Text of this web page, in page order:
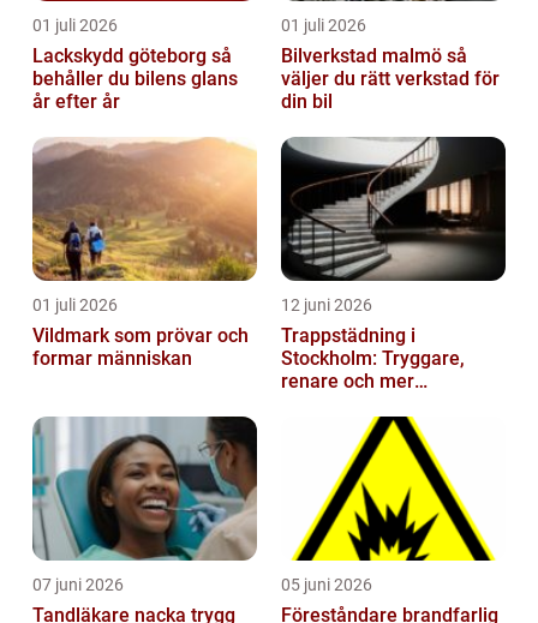
01 juli 2026
Lackskydd göteborg så
behåller du bilens glans
år efter år
01 juli 2026
Bilverkstad malmö så
väljer du rätt verkstad för
din bil
01 juli 2026
Vildmark som prövar och
formar människan
12 juni 2026
Trappstädning i
Stockholm: Tryggare,
renare och mer
07 juni 2026
Tandläkare nacka trygg
05 juni 2026
Föreståndare brandfarlig